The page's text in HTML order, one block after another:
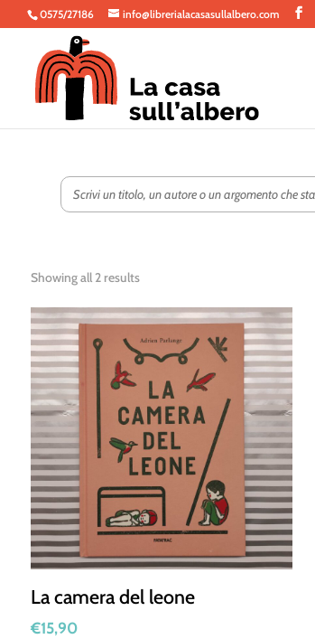
0575/27186 info@librerialacasasullalbero.com
Showing all 2 results
La camera del leone
€15,90